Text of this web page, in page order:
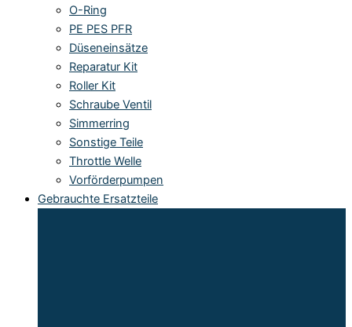
O-Ring
PE PES PFR
Düseneinsätze
Reparatur Kit
Roller Kit
Schraube Ventil
Simmerring
Sonstige Teile
Throttle Welle
Vorförderpumpen
Gebrauchte Ersatzteile